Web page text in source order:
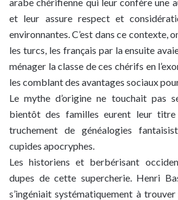
et leur assure respect et
environnantes. C’est dans ce contexte,
les turcs, les français par la ensuite
ménager la classe de ces chérifs en
les comblant des avantages sociaux
Le mythe d’origine ne touchait pas
bientôt des familles eurent leur
truchement de généalogies
cupides apocryphes.
Les historiens et berbérisant
dupes de cette supercherie. Henri
s’ingéniait systématiquement à